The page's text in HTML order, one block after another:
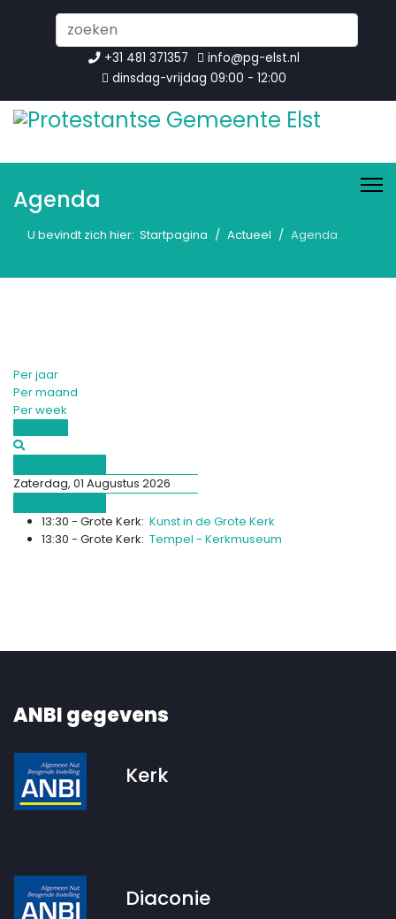
...
+31 481 371357
info@pg-elst.nl
dinsdag-vrijdag 09:00 - 12:00
Agenda
U bevindt zich hier: Startpagina Actueel Agenda
Per jaar
Per maand
Per week
Zaterdag, 01 Augustus 2026
13:30 - Grote Kerk: Kunst in de Grote Kerk
13:30 - Grote Kerk: Tempel - Kerkmuseum
ANBI gegevens
Kerk
Diaconie